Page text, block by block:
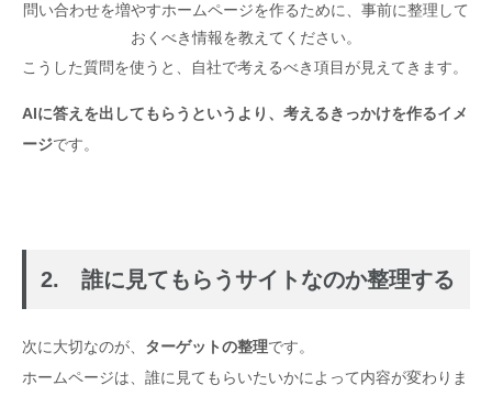
問い合わせを増やすホームページを作るために、事前に整理して
おくべき情報を教えてください。
こうした質問を使うと、自社で考えるべき項目が見えてきます。
AIに答えを出してもらうというより、考えるきっかけを作るイメ
ージです。
2. 誰に見てもらうサイトなのか整理する
次に大切なのが、 ターゲットの整理です。
ホームページは、誰に見てもらいたいかによって内容が変わりま